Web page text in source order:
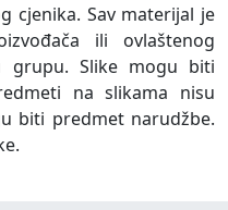
cjenika. Sav materijal je
ili ovlaštenog
grupu. Slike mogu biti
na slikama nisu
biti predmet narudžbe.